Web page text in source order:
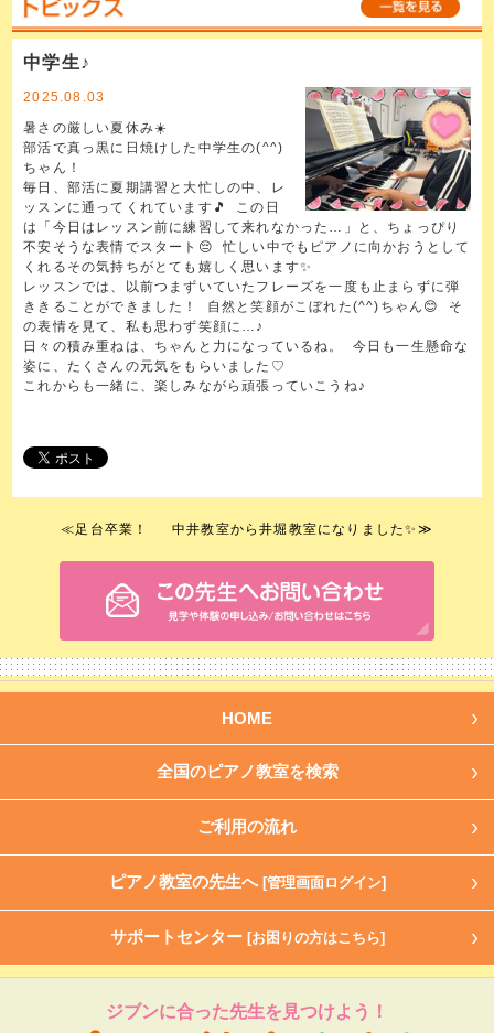
中学生♪
2025.08.03
暑さの厳しい夏休み☀️
部活で真っ黒に日焼けした中学生の(^^)
ちゃん！
毎日、部活に夏期講習と大忙しの中、レ
ッスンに通ってくれています🎵 この日
は「今日はレッスン前に練習して来れなかった…」と、ちょっぴり
不安そうな表情でスタート😔 忙しい中でもピアノに向かおうとして
くれるその気持ちがとても嬉しく思います✨
レッスンでは、以前つまずいていたフレーズを一度も止まらずに弾
ききることができました！ 自然と笑顔がこぼれた(^^)ちゃん😊 そ
の表情を見て、私も思わず笑顔に…♪
日々の積み重ねは、ちゃんと力になっているね。 今日も一生懸命な
姿に、たくさんの元気をもらいました♡
これからも一緒に、楽しみながら頑張っていこうね♪
≪ 足台卒業！ 中井教室から井堀教室になりました✨ ≫
HOME
全国のピアノ教室を検索
ご利用の流れ
ピアノ教室の先生へ [管理画面ログイン]
サポートセンター [お困りの方はこちら]
ジブンに合った先生を見つけよう！